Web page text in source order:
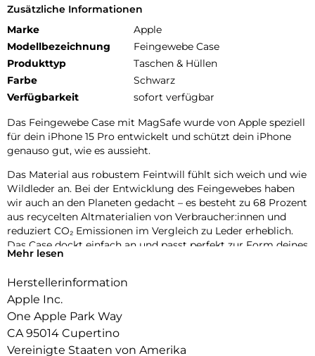
Zusätzliche Informationen
Marke
Apple
Modellbezeichnung
Feingewebe Case
Produkttyp
Taschen & Hüllen
Farbe
Schwarz
Verfügbarkeit
sofort verfügbar
Das Feingewebe Case mit MagSafe wurde von Apple speziell
für dein iPhone 15 Pro entwickelt und schützt dein iPhone
genauso gut, wie es aussieht.
Das Material aus robustem Feintwill fühlt sich weich und wie
Wildleder an. Bei der Entwicklung des Feingewebes haben
wir auch an den Planeten gedacht – es besteht zu 68 Prozent
aus recycelten Altmaterialien von Verbraucher:innen und
reduziert CO₂ Emissionen im Vergleich zu Leder erheblich.
Das Case dockt einfach an und passt perfekt zur Form deines
iPhone. So bleibt alles schön dünn.
Mit integrierten Magneten, die sich perfekt am iPhone 15 Pro
ausrichten, hält das Case ganz einfach und sorgt für
schnelleres kabelloses Laden. Lass dein iPhone beim Laden
einfach im Case und docke dein MagSafe Ladegerät an oder
leg es auf dein Qi zertifiziertes Ladegerät.
Mehr lesen
Herstellerinformation
Apple Inc.
One Apple Park Way
CA 95014 Cupertino
Vereinigte Staaten von Amerika